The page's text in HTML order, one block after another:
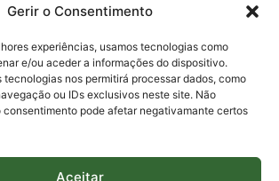
Gerir o Consentimento
experiências, usamos tecnologias como
e/ou aceder a informações do dispositivo.
tecnologias nos permitirá processar dados, como
ou IDs exclusivos neste site. Não
consentimento pode afetar negativamante certos
Aceitar
à Pesquisa
à Inovação
à Bolsas
à Prestação de Contas
à Plataforma